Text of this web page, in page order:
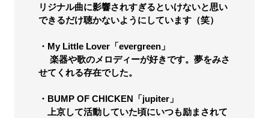
リジナル曲に影響されすぎるといけないと思い
できるだけ聴かないようにしています（笑）
・My Little Lover「evergreen」
楽器や歌のメロディーが好きです。夢をみさ
せてくれる存在でした。
・BUMP OF CHICKEN「jupiter」
上京して活動していた頃にいつも励まされて